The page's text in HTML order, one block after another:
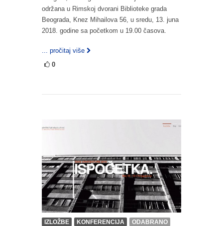
održana u Rimskoj dvorani Biblioteke grada
Beograda, Knez Mihailova 56, u sredu, 13. juna
2018. godine sa početkom u 19.00 časova.
... pročitaj više
0
IZLOŽBE KONFERENCIJA
ODABRANO